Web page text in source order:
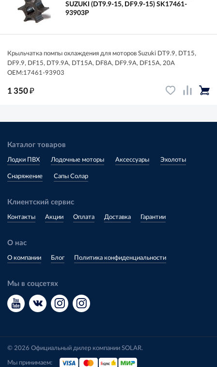
SUZUKI (DT9.9-15, DF9.9-15) SK17461-
93903P
Крыльчатка помпы охлаждения для моторов Suzuki DT9.9, DT15,
DF9.9, DF15, DT9.9A, DT15A, DF8A, DF9.9A, DF15A, 20A
OEM:17461-93903
1 350₽
Каталог товаров
Лодки ПВХ Лодочные моторы Аксессуары Эхолоты
Снаряжение Сапы Солар
Клиентский сервис
Контакты Акции Оплата Доставка Гарантии
О нас
О компании Блог Политика конфиденциальности
Мы в соцсетях
© 2026 Официальный дилер компании SOLAR.
Мы принимаем: